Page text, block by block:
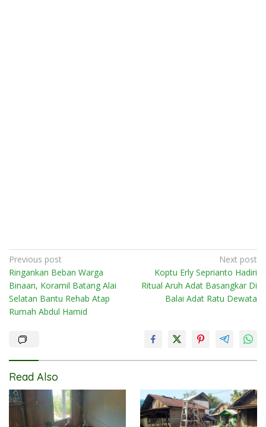
Post
navigation
Previous post
Ringankan Beban Warga
Binaan, Koramil Batang Alai
Selatan Bantu Rehab Atap
Rumah Abdul Hamid
Next post
Koptu Erly Seprianto Hadiri
Ritual Aruh Adat Basangkar Di
Balai Adat Ratu Dewata
Read Also